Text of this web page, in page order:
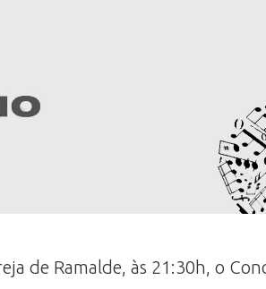
de Ramalde, às 21:30h, o